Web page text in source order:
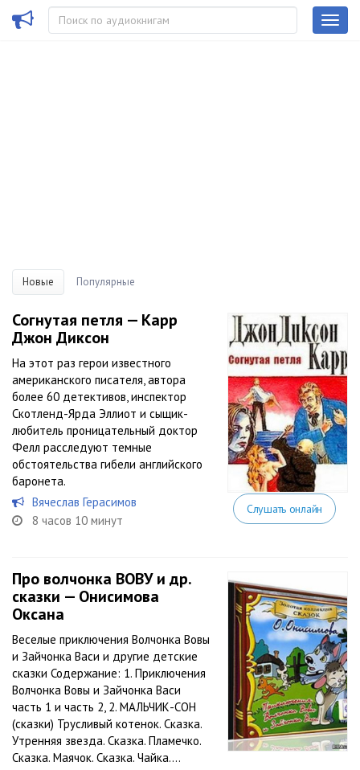
Новые Популярные
Согнутая петля — Карр
Джон Диксон
На этот раз герои известного
американского писателя, автора
более 60 детективов, инспектор
Скотленд-Ярда Эллиот и сыщик-
любитель проницательный доктор
Фелл расследуют темные
обстоятельства гибели английского
баронета.
Вячеслав Герасимов
8 часов 10 минут
Слушать онлайн
Про волчонка ВОВУ и др.
сказки — Онисимова
Оксана
Веселые приключения Волчонка Вовы
и Зайчонка Васи и другие детские
сказки Содержание: 1. Приключения
Волчонка Вовы и Зайчонка Васи
часть 1 и часть 2, 2. МАЛЬЧИК-СОН
(сказки) Трусливый котенок. Сказка.
Утренняя звезда. Сказка. Пламечко.
Сказка. Маячок. Сказка. Чайка....